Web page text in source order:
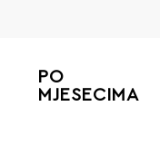
PO
MJESECIMA